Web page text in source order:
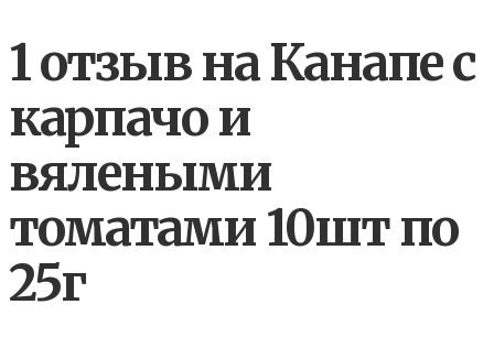
1 отзыв наКанапе с
карпачо и
вялеными
томатами 10шт по
25г